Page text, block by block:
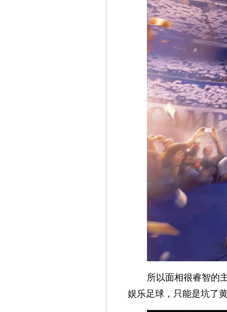
所以面相很睿智的
娱乐足球，只能是坑了